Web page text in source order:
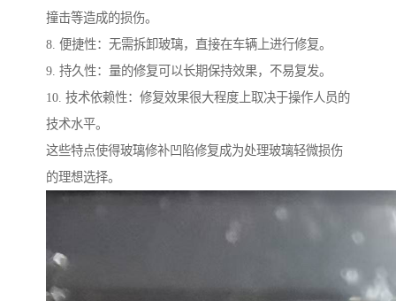
撞击等造成的损伤。
8. 便捷性：无需拆卸玻璃，直接在车辆上进行修复。
9. 持久性：量的修复可以长期保持效果，不易复发。
10. 技术依赖性：修复效果很大程度上取决于操作人员的
技术水平。
这些特点使得玻璃修补凹陷修复成为处理玻璃轻微损伤
的理想选择。